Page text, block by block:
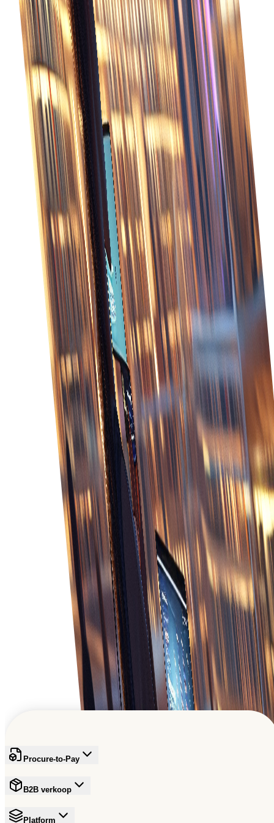
Controleer de orderstatus in realtime om
nauwkeurige levertijden te garanderen en
problemen onmiddellijk op te lossen.
Verbeterde nauwkeurigheid
Minimaliseer fouten met geautomatiseerde
orderinvoer en verwerking, wat leidt tot een hogere
nauwkeurigheid bij de uitvoering.
Verbeterde zichtbaarheid
Krijg uitgebreid inzicht in orderstatus,
voorraadniveaus en klantinteracties voor betere
besluitvorming.
Snellere levering
Versnel de orderverwerking door processen te
optimaliseren en vertragingen te verminderen met
behulp van geïntegreerde systemen.
Betere klantenservice
Een superieure klantenservice bieden met tijdige
updates en nauwkeurige informatie over de status
en levering van bestellingen.
Een wereldwijd zakelijk netwerk
De volgende generatie inspireren en hun vooruitgang
Gratis aanmelden
Procure-to-Pay
B2B verkoop
Platform